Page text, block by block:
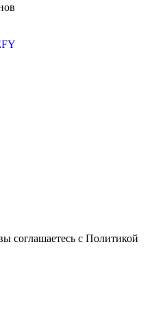
соглашаетесь с Политикой